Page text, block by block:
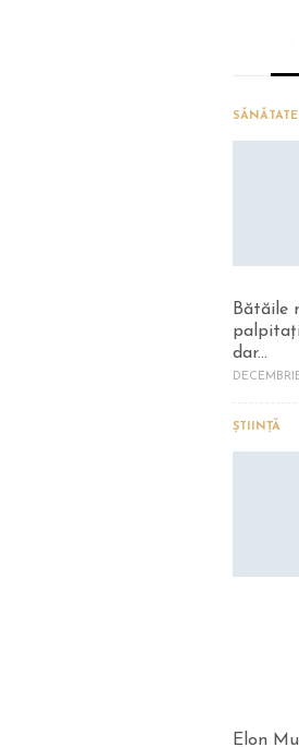
SĂNĂTATE
Bătăile
dar...
ȘTIINȚĂ
Elon